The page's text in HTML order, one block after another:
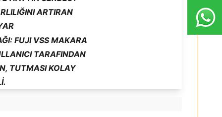
ARTIRAN
FUJI VSS MAKARA
TARAFINDAN
TUTMASI KOLAY